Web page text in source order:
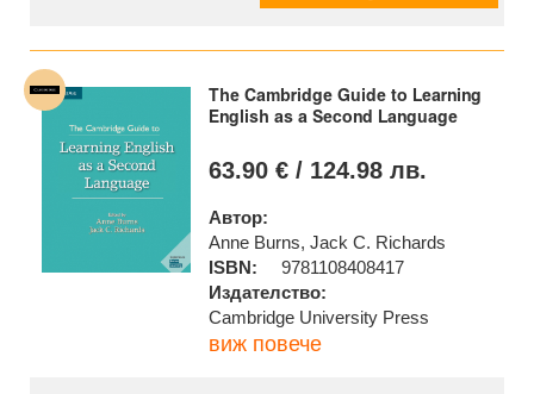
The Cambridge Guide to Learning
English as a Second Language
63.90 € / 124.98 лв.
Автор:
Anne Burns, Jack C. Richards
ISBN:
9781108408417
Издателство:
Cambridge University Press
виж повече